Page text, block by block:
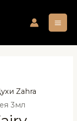
Zahra
3мл